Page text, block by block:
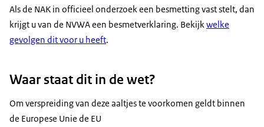
Als de NAK in officieel onderzoek een besmetting vast stelt, dan
krijgt u van de NVWA een besmetverklaring. Bekijkwelke
gevolgen dit voor u heeft.
Waar staat dit in de wet?
Om verspreiding van deze aaltjes te voorkomen geldt binnen
de Europese Unie de EU